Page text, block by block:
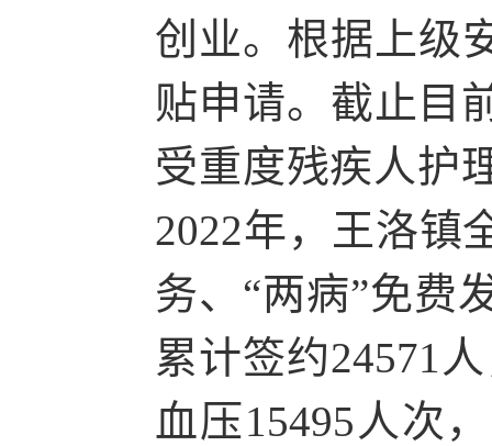
创业。根据上级
贴申请。截止目
受重度残疾人护
2022年，王洛镇
务、“两病”免费
累计签约24571
血压15495人次